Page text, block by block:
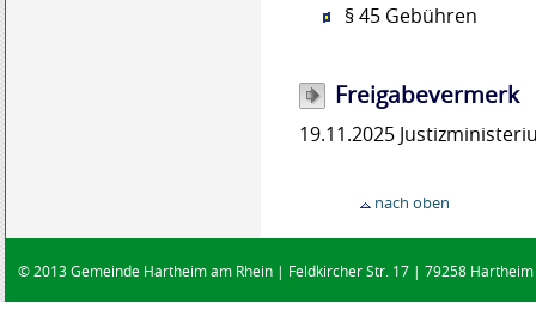
§ 45 Gebühren
Freigabevermerk
19.11.2025
nach oben
© 2013 Gemeinde Hartheim am Rhein | Feldkircher Str. 17 | 79258